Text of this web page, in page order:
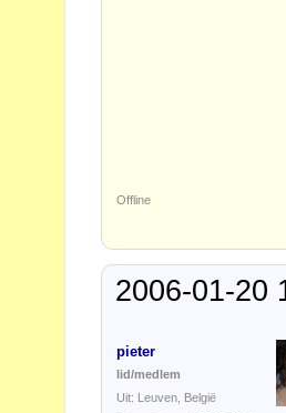
Offline
2006-01-20
pieter
lid/medlem
Uit: Leuven, België